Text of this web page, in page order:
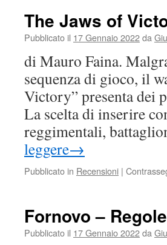
The Jaws of
Pubblicato il 17 Gennaio 2022da
di Mauro Faina.
sequenza di gioco, il
Victory” presenta dei
La scelta di inserire
reggimentali,
leggere→
Pubblicato in Recensioni |
Fornovo –
Pubblicato il 17 Gennaio 2022da